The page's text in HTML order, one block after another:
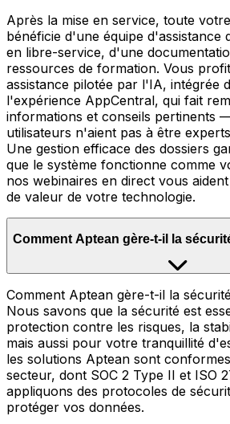
Après la mise en service, toute
bénéficie d'une équipe d'assistance
en libre-service, d'une
ressources de formation. Vous
assistance pilotée par l'IA, intégrée
l'expérience AppCentral, qui fait
informations et conseils pertinents
utilisateurs n'aient pas à être
Une gestion efficace des dossiers
que le système fonctionne comme
nos webinaires en direct vous
de valeur de votre technologie.
Comment Aptean gère-t-il la
Comment Aptean gère-t-il la
Nous savons que la sécurité est
protection contre les risques, la
mais aussi pour votre tranquillité
les solutions Aptean sont
secteur, dont SOC 2 Type II et ISO
appliquons des protocoles de
protéger vos données.